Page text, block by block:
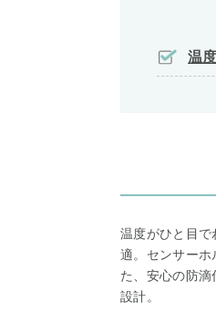
温
温度がひと目で
適。センサーホ
た、安心の防
設計。